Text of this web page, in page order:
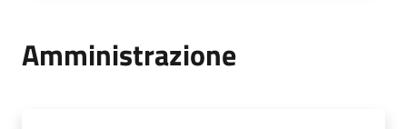
Amministrazione